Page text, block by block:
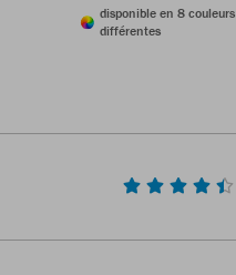
disponible en 8 couleurs
différentes